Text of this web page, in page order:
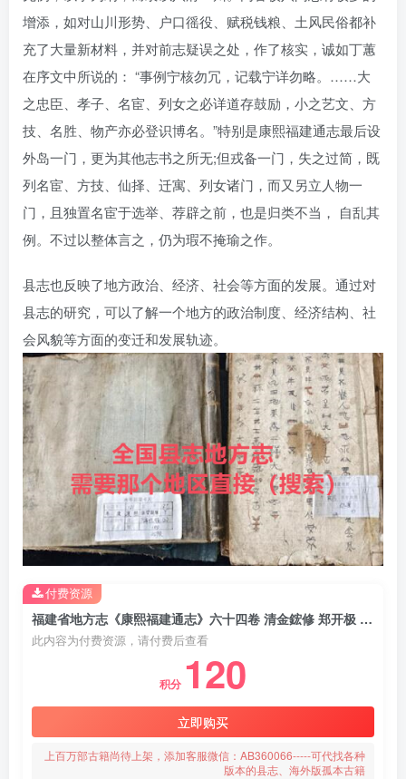
增添，如对山川形势、户口徭役、赋税钱粮、土风民俗都补
充了大量新材料，并对前志疑误之处，作了核实，诚如丁蕙
在序文中所说的： “事例宁核勿冗，记载宁详勿略。……大
之忠臣、孝子、名宦、列女之必详道存鼓励，小之艺文、方
技、名胜、物产亦必登识博名。”特别是康熙福建通志最后设
外岛一门，更为其他志书之所无;但戎备一门，失之过简，既
列名宦、方技、仙择、迁寓、列女诸门，而又另立人物一
门，且独置名宦于选举、荐辟之前，也是归类不当， 自乱其
例。不过以整体言之，仍为瑕不掩瑜之作。
县志也反映了地方政治、经济、社会等方面的发展。通过对
县志的研究，可以了解一个地方的政治制度、经济结构、社
会风貌等方面的变迁和发展轨迹。
福建省地方志《康熙福建通志》六十四卷 清金鋐修 郑开极 陈轼主纂PDF电子版地方志下载
此内容为付费资源，请付费后查看
积分 120
立即购买
上百万部古籍尚待上架，添加客服微信：AB360066-----可代找各种
版本的县志、海外版孤本古籍
付费资源